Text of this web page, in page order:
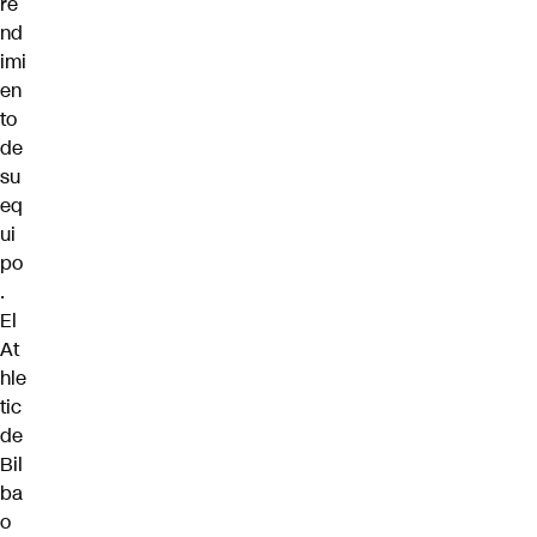
nd
imi
en
to
de
su
eq
ui
po
.
El
At
hle
tic
de
Bil
ba
o